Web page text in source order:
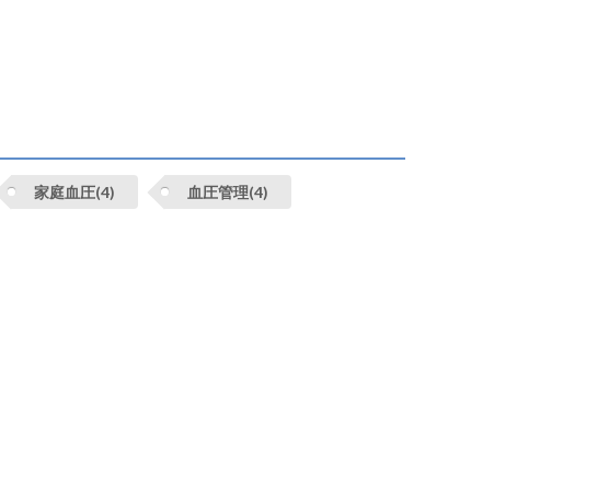
家庭血圧(4) 血圧管理(4)